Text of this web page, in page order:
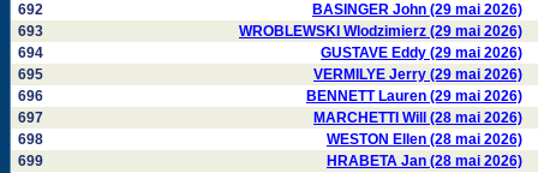
692
BASINGER John (29 mai 2026)
693
WROBLEWSKI Wlodzimierz (29 mai 2026)
694
GUSTAVE Eddy (29 mai 2026)
695
VERMILYE Jerry (29 mai 2026)
696
BENNETT Lauren (29 mai 2026)
697
MARCHETTI Will (28 mai 2026)
698
WESTON Ellen (28 mai 2026)
699
HRABETA Jan (28 mai 2026)